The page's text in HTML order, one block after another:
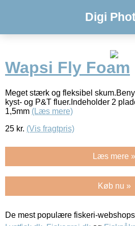
Digi
Wapsi Fly Foam
Meget stærk og fleksibel
kyst- og P&T fluer.Indeholder 2
1,5mm (Læs mere)
25 kr. (Vis fragtpris)
Læs mere »
Køb nu »
De mest populære fiskeri-